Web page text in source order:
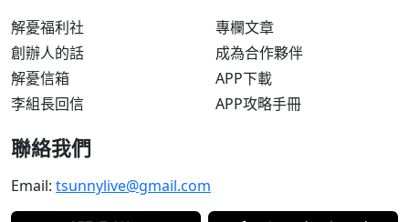
解憂福利社
創辦人的話
解憂信箱
李組長回信
專欄文章
成為合作夥伴
APP下載
APP攻略手冊
聯絡我們
Email: tsunnylive@gmail.com